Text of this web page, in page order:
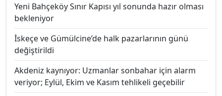
Yeni Bahçeköy Sınır Kapısı yıl sonunda hazır olması
bekleniyor
İskeçe ve Gümülcine’de halk pazarlarının günü
değiştirildi
Akdeniz kaynıyor: Uzmanlar sonbahar için alarm
veriyor; Eylül, Ekim ve Kasım tehlikeli geçebilir